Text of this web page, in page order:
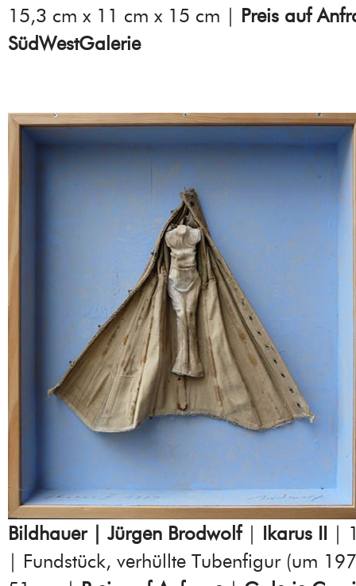
15,3 cm x 11 cm x 15 cm | Preis auf
SüdWestGalerie
Bildhauer | Jürgen Brodwolf| Ikarus II |
| Fundstück, verhüllte Tubenfigur (um